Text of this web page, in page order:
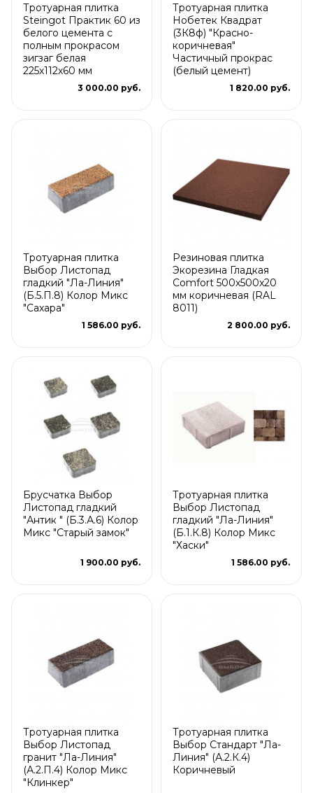
Тротуарная плитка
Steingot Практик 60 из
белого цемента с
полным прокрасом
зигзаг белая
225х112х60 мм
3 000.00 руб.
Тротуарная плитка
Нобетек Квадрат
(3К8ф) "Красно-
коричневая"
Частичный прокрас
(белый цемент)
1 820.00 руб.
Тротуарная плитка
Выбор Листопад
гладкий "Ла-Линия"
(Б.5.П.8) Колор Микс
"Сахара"
1 586.00 руб.
Резиновая плитка
Экорезина Гладкая
Comfort 500x500x20
мм коричневая (RAL
8011)
2 800.00 руб.
Брусчатка Выбор
Листопад гладкий
"Антик " (Б.3.А.6) Колор
Микс "Старый замок"
1 900.00 руб.
Тротуарная плитка
Выбор Листопад
гладкий "Ла-Линия"
(Б.1.К.8) Колор Микс
"Хаски"
1 586.00 руб.
Тротуарная плитка
Выбор Листопад
гранит "Ла-Линия"
(А.2.П.4) Колор Микс
"Клинкер"
Тротуарная плитка
Выбор Стандарт "Ла-
Линия" (А.2.К.4)
Коричневый